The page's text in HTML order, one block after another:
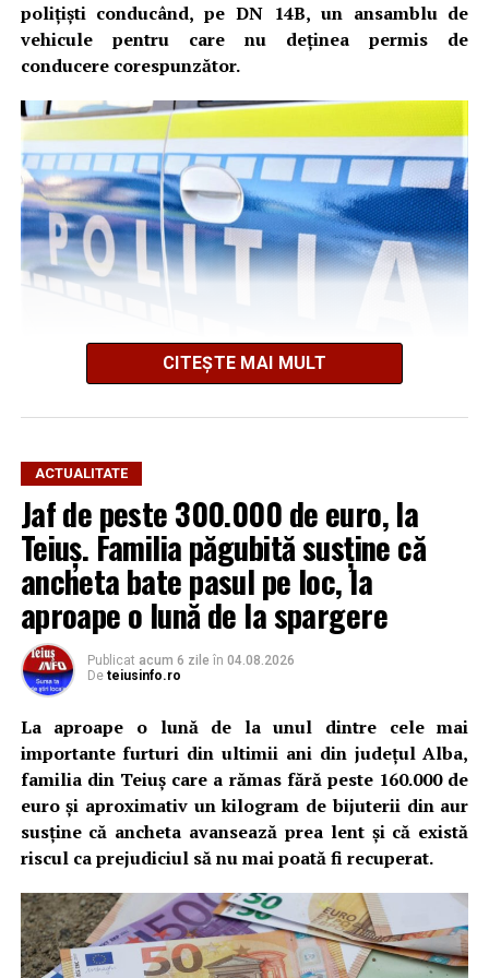
polițiști conducând, pe DN 14B, un ansamblu de
vehicule pentru care nu deținea permis de
conducere corespunzător.
Polițiștii din Teiuș au oprit pentru control, în dimineața
zilei de 9 august 2026, în jurul orei 07:40, pe DN 14B, la
condus de bărbat.
În urma verificărilor, polițiștii au constatat că acesta
deținea permis de conducere categoria B, însă
documentul nu îi permitea să conducă ansamblul
respectiv. Autoturismul avea o masă totală maximă de
2.940 de kilograme, iar remorca avea o masă totală
maximă autorizată de 1.350 de kilograme, rezultând o
masă totală a ansamblului de 4.290 de kilograme.
Șoferul a fost testat cu aparatul etilotest, rezultatul
fiind negativ.
Polițiștii continuă cercetările în cadrul unui dosar penal,
sub aspectul săvârșirii infracțiunii de conducerea unui
vehicul fără permis de conducere.
Adaugă teiusinfo.ro ca sursă
preferată pe Google
CITEȘTE MAI MULT
ACTUALITATE
Jaf de peste 300.000 de euro, la
Teiuș. Familia păgubită susține că
ancheta bate pasul pe loc, la
aproape o lună de la spargere
Publicat acum 6 zile în 04.08.2026
De teiusinfo.ro
La aproape o lună de la unul dintre cele mai
importante furturi din ultimii ani din județul Alba,
familia din Teiuș care a rămas fără peste 160.000 de
euro și aproximativ un kilogram de bijuterii din aur
susține că ancheta avansează prea lent și că există
riscul ca prejudiciul să nu mai poată fi recuperat.